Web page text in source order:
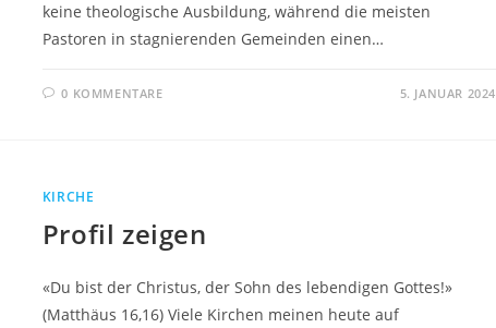
keine theologische Ausbildung, während die meisten
Pastoren in stagnierenden Gemeinden einen…
0 KOMMENTARE 5. JANUAR 2024
KIRCHE
Profil zeigen
«Du bist der Christus, der Sohn des lebendigen Gottes!»
(Matthäus 16,16) Viele Kirchen meinen heute auf